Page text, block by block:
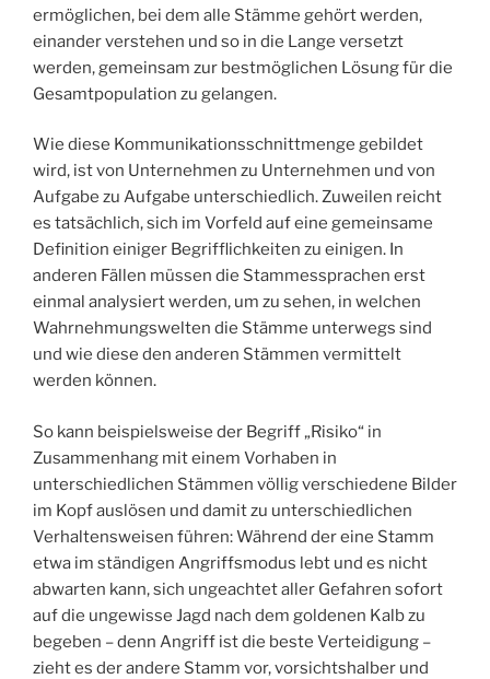
ermöglichen, bei dem alle Stämme gehört werden,
einander verstehen und so in die Lange versetzt
werden, gemeinsam zur bestmöglichen Lösung für die
Gesamtpopulation zu gelangen.
Wie diese Kommunikationsschnittmenge gebildet
wird, ist von Unternehmen zu Unternehmen und von
Aufgabe zu Aufgabe unterschiedlich. Zuweilen reicht
es tatsächlich, sich im Vorfeld auf eine gemeinsame
Definition einiger Begrifflichkeiten zu einigen. In
anderen Fällen müssen die Stammessprachen erst
einmal analysiert werden, um zu sehen, in welchen
Wahrnehmungswelten die Stämme unterwegs sind
und wie diese den anderen Stämmen vermittelt
werden können.
So kann beispielsweise der Begriff „Risiko“ in
Zusammenhang mit einem Vorhaben in
unterschiedlichen Stämmen völlig verschiedene Bilder
im Kopf auslösen und damit zu unterschiedlichen
Verhaltensweisen führen: Während der eine Stamm
etwa im ständigen Angriffsmodus lebt und es nicht
abwarten kann, sich ungeachtet aller Gefahren sofort
auf die ungewisse Jagd nach dem goldenen Kalb zu
begeben – denn Angriff ist die beste Verteidigung –
zieht es der andere Stamm vor, vorsichtshalber und